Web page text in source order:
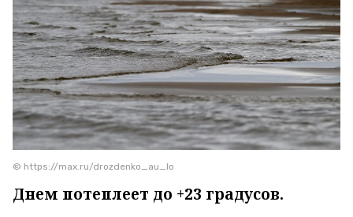
© https://max.ru/drozdenko_au_lo
Днем потеплеет до +23 градусов.